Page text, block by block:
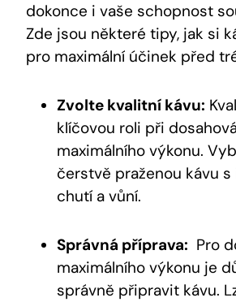
dokonce i ⁤vaše schopnost
Zde jsou některé⁤ tipy, jak si
pro⁤ maximální⁢ účinek před
Zvolte kvalitní kávu:
klíčovou roli ⁤při
maximálního výkonu.
čerstvě praženou kávu
chutí a vůní.
Správná příprava:
Pro
maximálního výkonu je
správně ⁤připravit kávu.